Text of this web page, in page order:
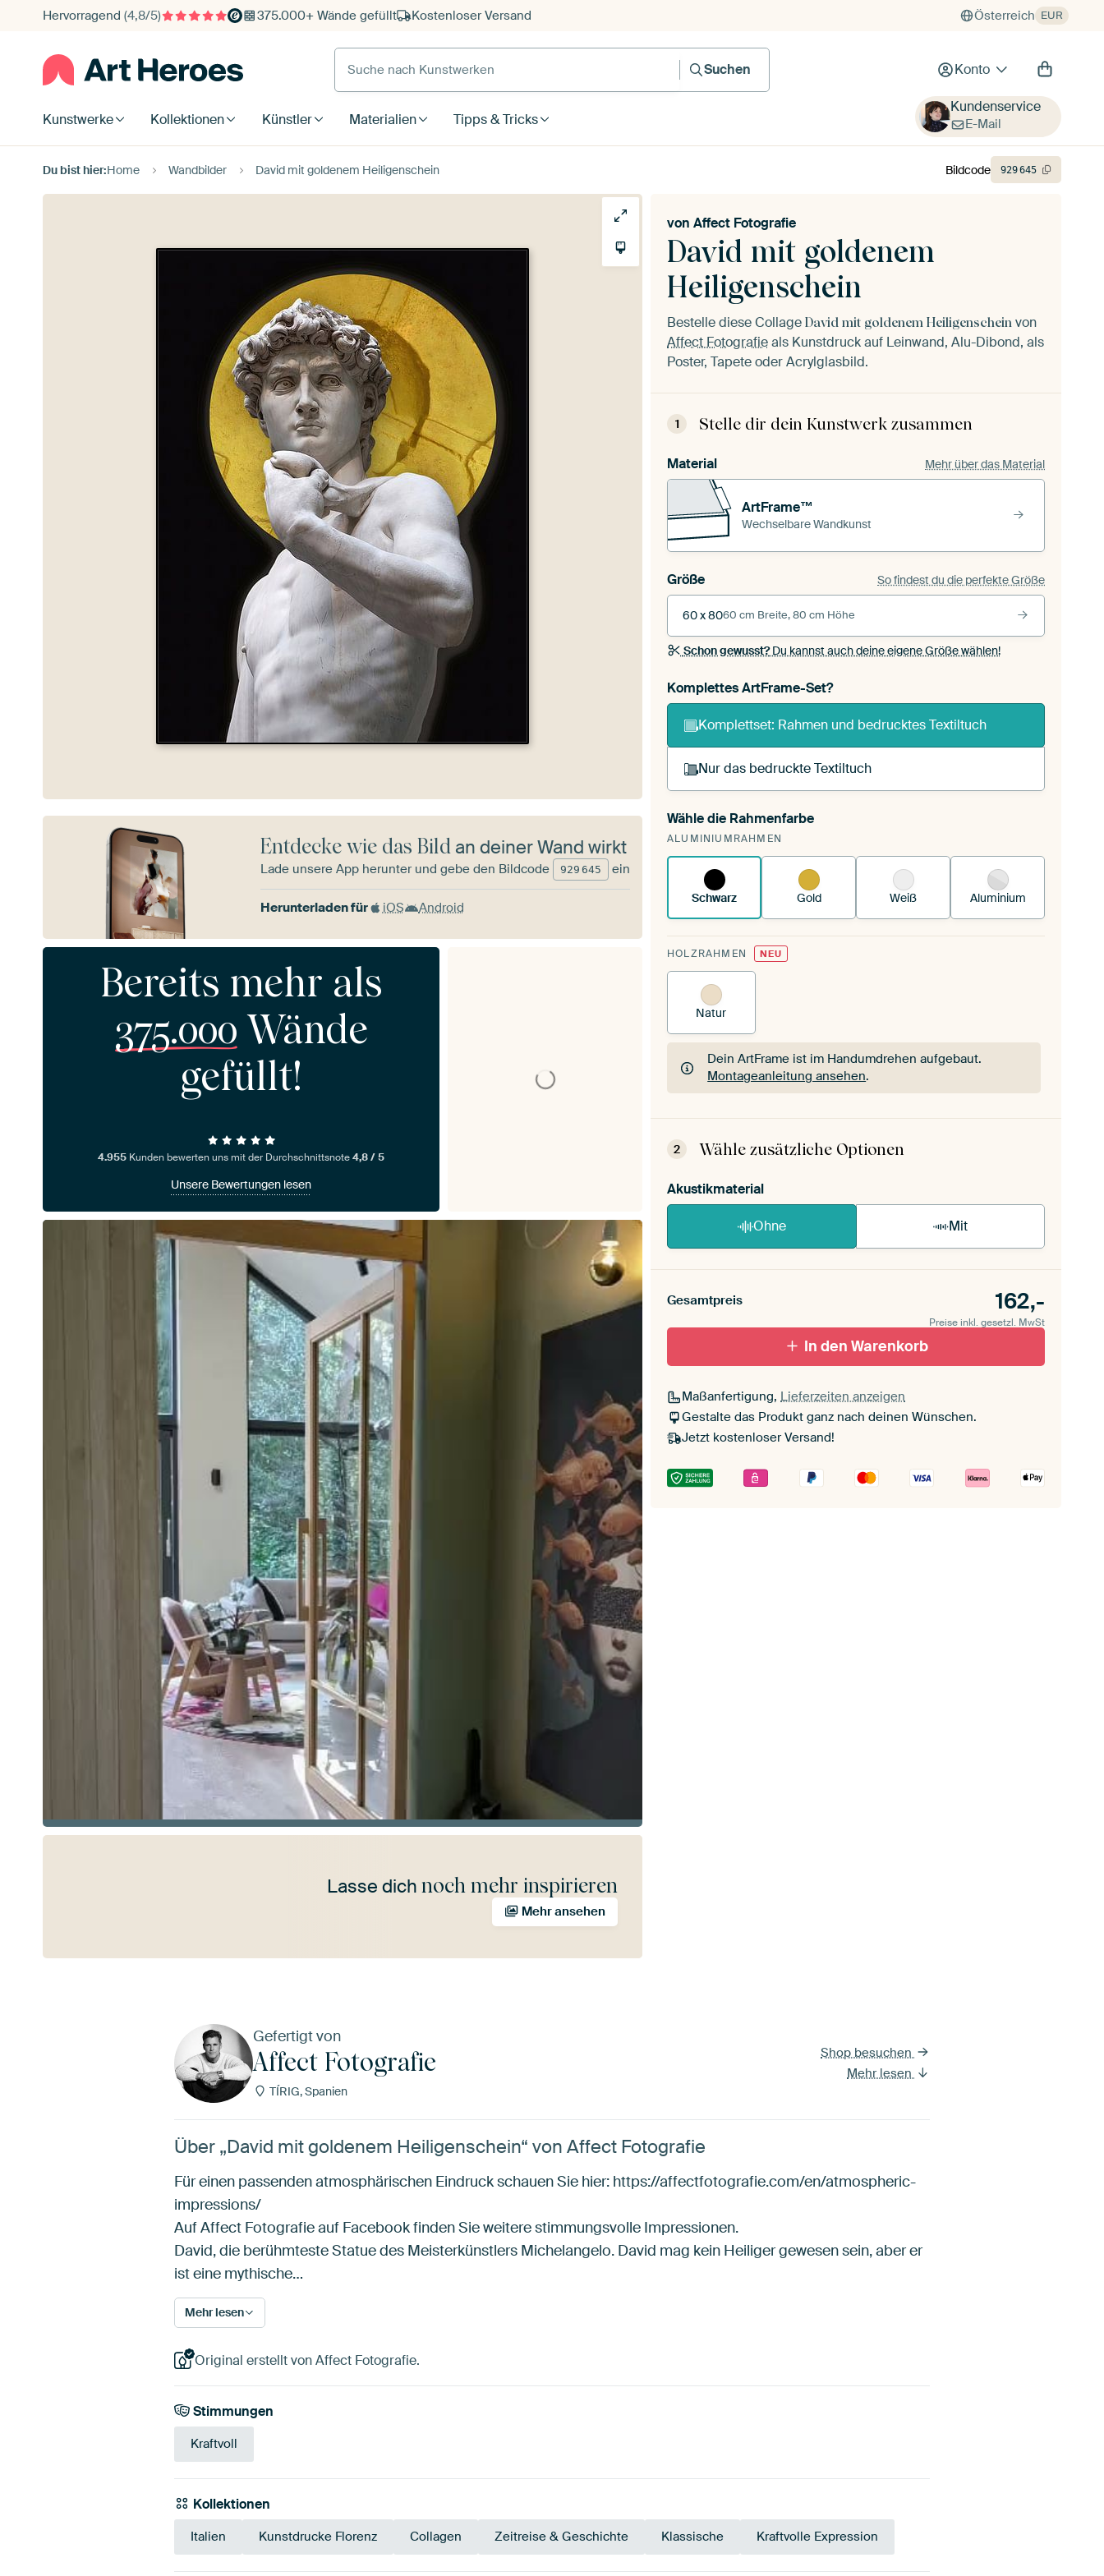
Hervorragend (4,8/5) 375.000+ Wände gefüllt Kostenloser Versand Österreich EUR
Suche nach Kunstwerken
Suchen
Konto
Kunstwerke Kollektionen Künstler Materialien Tipps & Tricks
Kundenservice
E-Mail
Du bist hier:Home Wandbilder David mit goldenem Heiligenschein
David mit goldenem
Heiligenschein
von Affect Fotografie
Bestelle diese Collage David mit goldenem Heiligenschein von
Affect Fotografieals Kunstdruck auf Leinwand, Alu-Dibond, als
Poster, Tapete oder Acrylglasbild.
1 Stelle dir dein Kunstwerk zusammen
Material Mehr über das Material
ArtFrame™
Wechselbare Wandkunst
Größe So findest du die perfekte Größe
60 x 8060 cm Breite, 80 cm Höhe
Schon gewusst?Du kannst auch deine eigene Größe wählen!
Komplettes ArtFrame-Set?
Komplettset: Rahmen und bedrucktes Textiltuch
Nur das bedruckte Textiltuch
Du spannst einen wechselbaren Textiltuch in deinen
vorhandenen ArtFrame™.
Wähle die Rahmenfarbe
ALUMINIUMRAHMEN
Schwarz Gold Weiß Aluminium
HOLZRAHMEN NEU
Natur
Dein ArtFrame ist im Handumdrehen aufgebaut.
Montageanleitung ansehen.
Dein ArtFrame ist im Handumdrehen aufgebaut.
2 Wähle zusätzliche Optionen
Akustikmaterial
Ohne Mit
Gesamtpreis 162,-
Preise inkl. gesetzl. MwSt
In den Warenkorb
Maßanfertigung, Lieferzeiten anzeigen
Gestalte das Produkt ganz nach deinen Wünschen.
Jetzt kostenloser Versand!
Bildcode 929645
Entdecke wie das Bildan deiner Wand wirkt
Lade unsere App herunter und gebe den Bildcode 929 645 ein
Herunterladen für iOS Android
Bereits mehr als
375.000 Wände
gefüllt!
4.955 Kunden bewerten uns mit der Durchschnittsnote4,8 / 5
Unsere Bewertungen lesen
Lasse dich noch mehr inspirieren
Mehr ansehen
Gefertigt von
Affect Fotografie
TÍRIG, Spanien
Shop besuchen
Mehr lesen
Über „David mit goldenem Heiligenschein“ von Affect Fotografie
Für einen passenden atmosphärischen Eindruck schauen Sie hier: https://affectfotografie.com/en/atmospheric-
impressions/
Auf Affect Fotografie auf Facebook finden Sie weitere stimmungsvolle Impressionen.
David, die berühmteste Statue des Meisterkünstlers Michelangelo. David mag kein Heiliger gewesen sein, aber er
ist eine mythische…
Mehr lesen
Original erstellt von Affect Fotografie.
Stimmungen
Kraftvoll
Kollektionen
Italien Kunstdrucke Florenz Collagen Zeitreise & Geschichte Klassische Kraftvolle Expression